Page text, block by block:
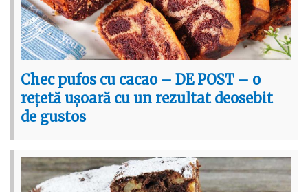
Chec pufos cu cacao – DE POST – o
rețetă ușoară cu un rezultat deosebit
de gustos